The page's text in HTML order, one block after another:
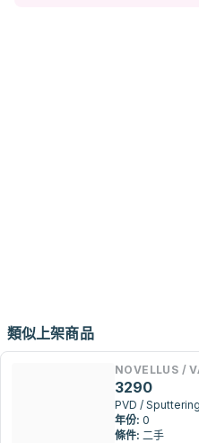
類似上架商品
NOVELLUS /
3290
PVD / Sputtering
年份: 0
條件: 二手